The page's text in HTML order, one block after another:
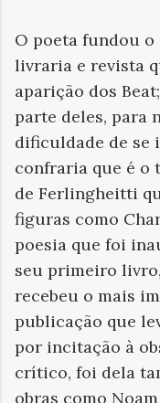
O poeta fundou o
livraria e revista
aparição dos
parte deles, para
dificuldade de se
confraria que é o
de Ferlingheitti
figuras como
poesia que foi
seu primeiro livro,
recebeu o mais
publicação que
por incitação à
crítico, foi dela
obras como